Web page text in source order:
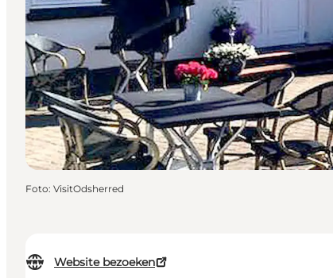
Website bezoeken
Foto: VisitOdsherred